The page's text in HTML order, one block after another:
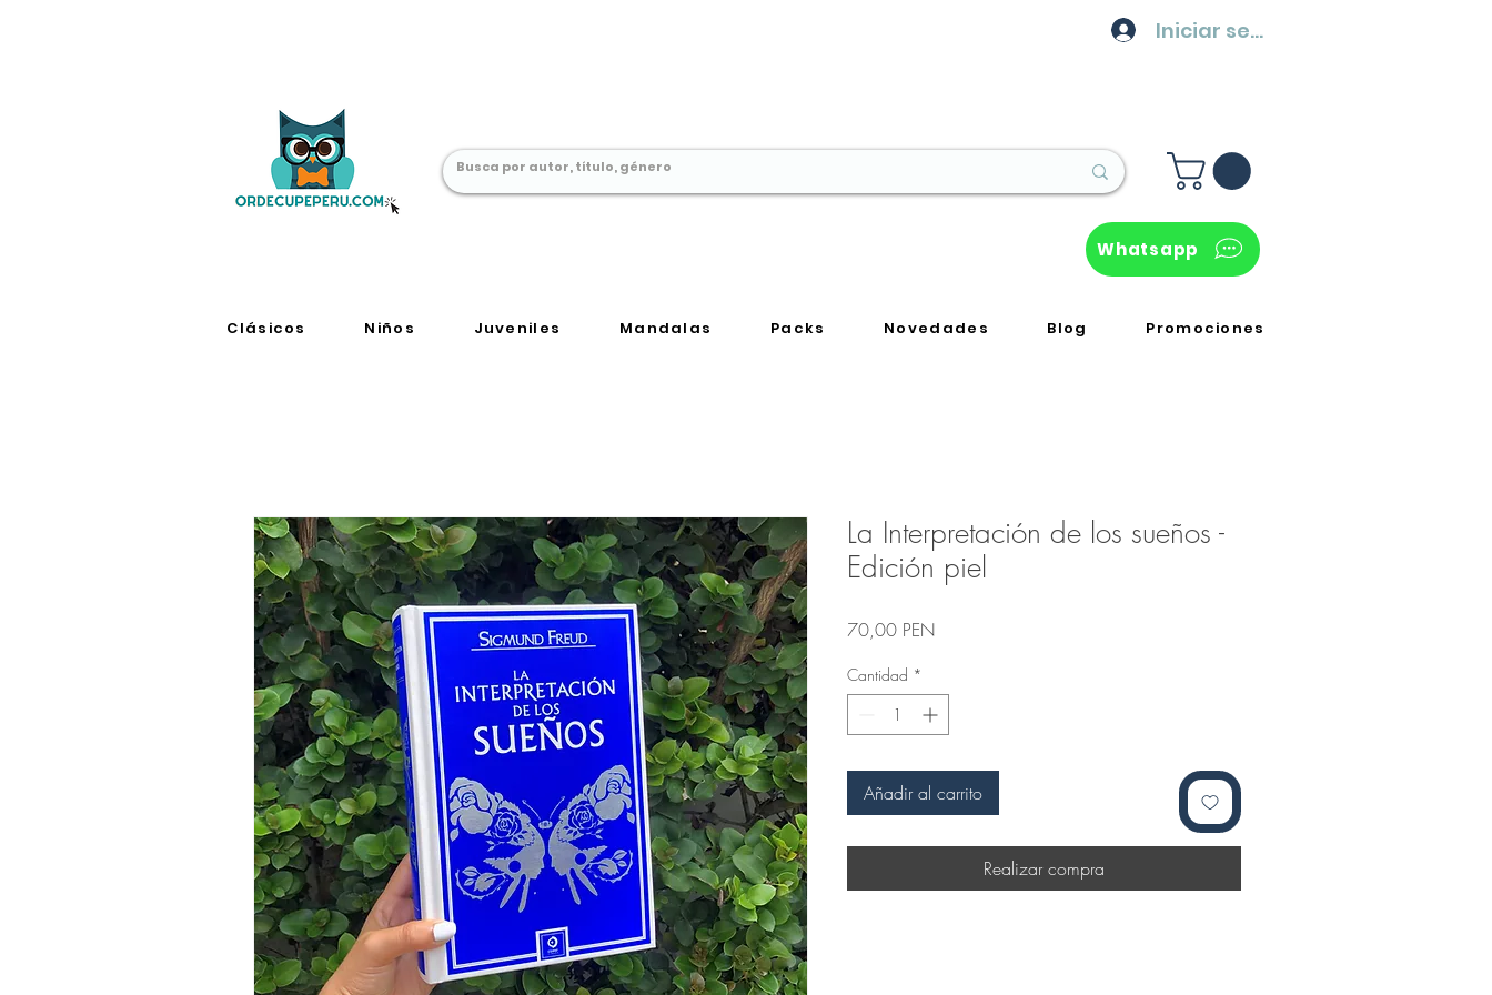
Iniciar sesión
Whatsapp
Clásicos Niños Juveniles Mandalas Packs Novedades Blog Promociones
La Interpretación de los sueños -
Edición piel
70,00 PENPrecio
Cantidad *
Añadir al carrito
Realizar compra